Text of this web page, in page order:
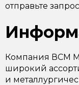
отправьте
Компания ВСМ
широкий
и